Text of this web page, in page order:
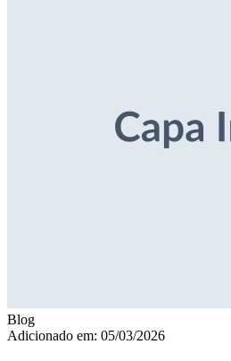
Blog
Adicionado em: 05/03/2026